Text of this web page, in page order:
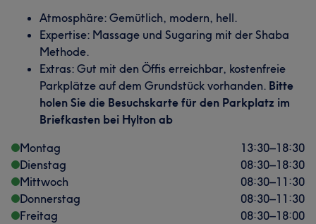
Atmosphäre: Gemütlich, modern, hell.
Expertise: Massage und Sugaring mit der Shaba
Methode.
Extras: Gut mit den Öffis erreichbar, kostenfreie
Parkplätze auf dem Grundstück vorhanden. Bitte
holen Sie die Besuchskarte für den Parkplatz im
Briefkasten bei Hylton ab
Montag
13:30–18:30
Dienstag
08:30–18:30
Mittwoch
08:30–11:30
Donnerstag
08:30–11:30
Freitag
08:30–18:00